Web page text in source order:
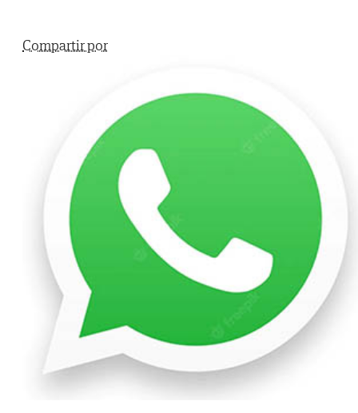
Compartir por